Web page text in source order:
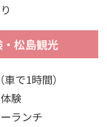
松島観光
で1時間）
験
ランチ